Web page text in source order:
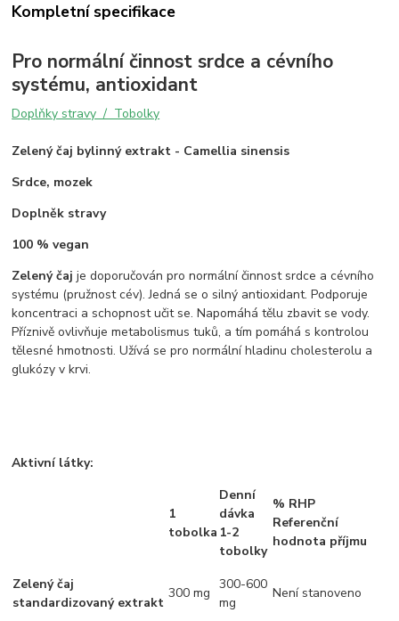
Kompletní specifikace
Pro normální činnost srdce a cévního
systému, antioxidant
Doplňky stravy / Tobolky
Zelený čaj bylinný extrakt - Camellia sinensis
Srdce, mozek
Doplněk stravy
100 % vegan
Zelený čaj je doporučován pro normální činnost srdce a cévního
systému (pružnost cév). Jedná se o silný antioxidant. Podporuje
koncentraci a schopnost učit se. Napomáhá tělu zbavit se vody.
Příznivě ovlivňuje metabolismus tuků, a tím pomáhá s kontrolou
tělesné hmotnosti. Užívá se pro normální hladinu cholesterolu a
glukózy v krvi.
Aktivní látky:
1
tobolka
Denní
dávka
1-2
tobolky
% RHP
Referenční
hodnota příjmu
Zelený čaj
standardizovaný extrakt
300 mg
300-600
mg
Není stanoveno